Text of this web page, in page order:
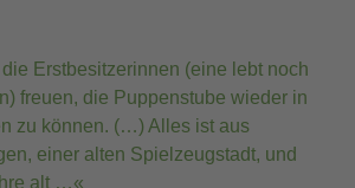
Erstbesitzerinnen (eine lebt noch
freuen, die Puppenstube wieder in
zu können. (…) Alles ist aus
einer alten Spielzeugstadt, und
alt …